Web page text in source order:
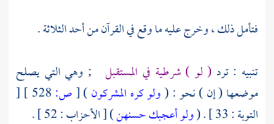
فتأمل ذلك ، وخرج عليه ما وقع في القرآن من أحد الثلاثة .
تنبيه : ترد ( لو ) شرطية في المستقبل ; وهي التي يصلح
موضعها ( إن ) نحو : (ولو كره المشركون)
[ص:
[
التوبة : 33 ] . (
ولو أعجبك حسنهن) [ الأحزاب : 52 ] .